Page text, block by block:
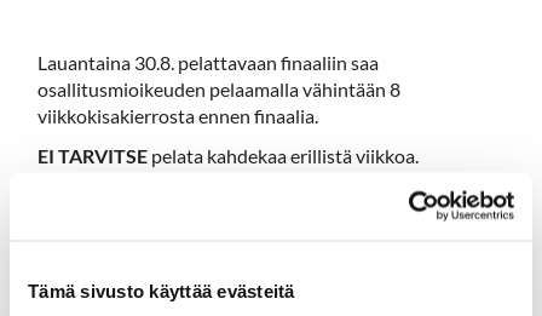
Tämä sivusto käyttää evästeitä
Lauantaina 30.8. pelattavaan finaaliin saa
osallitusmioikeuden pelaamalla vähintään 8
viikkokisakierrosta ennen finaalia.
EI TARVITSE pelata kahdekaa erillistä viikkoa.